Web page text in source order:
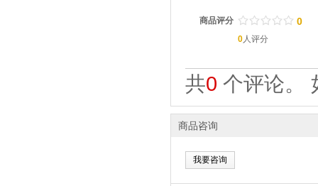
商品评分 / / / / /
. . . . . 0
0人评分
共0 个评论。
商品咨询
我要咨询